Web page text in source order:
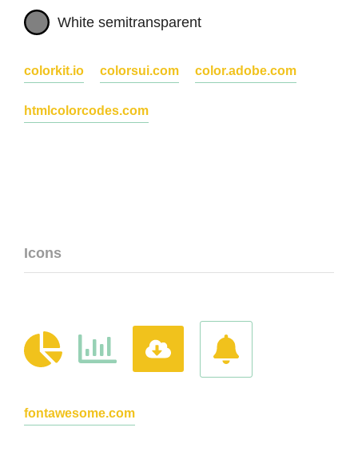
White semitransparent
colorkit.io colorsui.com color.adobe.com
htmlcolorcodes.com
Icons
fontawesome.com